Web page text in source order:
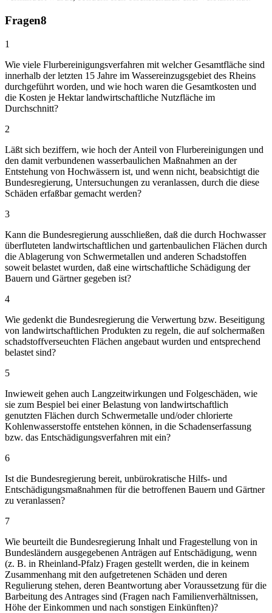
Fragen8
1
Wie viele Flurbereinigungsverfahren mit welcher Gesamtfläche sind
innerhalb der letzten 15 Jahre im Wassereinzugsgebiet des Rheins
durchgeführt worden, und wie hoch waren die Gesamtkosten und
die Kosten je Hektar landwirtschaftliche Nutzfläche im
Durchschnitt?
2
Läßt sich beziffern, wie hoch der Anteil von Flurbereinigungen und
den damit verbundenen wasserbaulichen Maßnahmen an der
Entstehung von Hochwässern ist, und wenn nicht, beabsichtigt die
Bundesregierung, Untersuchungen zu veranlassen, durch die diese
Schäden erfaßbar gemacht werden?
3
Kann die Bundesregierung ausschließen, daß die durch Hochwasser
überfluteten landwirtschaftlichen und gartenbaulichen Flächen durch
die Ablagerung von Schwermetallen und anderen Schadstoffen
soweit belastet wurden, daß eine wirtschaftliche Schädigung der
Bauern und Gärtner gegeben ist?
4
Wie gedenkt die Bundesregierung die Verwertung bzw. Beseitigung
von landwirtschaftlichen Produkten zu regeln, die auf solchermaßen
schadstoffverseuchten Flächen angebaut wurden und entsprechend
belastet sind?
5
Inwieweit gehen auch Langzeitwirkungen und Folgeschäden, wie
sie zum Bespiel bei einer Belastung von landwirtschaftlich
genutzten Flächen durch Schwermetalle und/oder chlorierte
Kohlenwasserstoffe entstehen können, in die Schadenserfassung
bzw. das Entschädigungsverfahren mit ein?
6
Ist die Bundesregierung bereit, unbürokratische Hilfs- und
Entschädigungsmaßnahmen für die betroffenen Bauern und Gärtner
zu veranlassen?
7
Wie beurteilt die Bundesregierung Inhalt und Fragestellung von in
Bundesländern ausgegebenen Anträgen auf Entschädigung, wenn
(z. B. in Rheinland-Pfalz) Fragen gestellt werden, die in keinem
Zusammenhang mit den aufgetretenen Schäden und deren
Regulierung stehen, deren Beantwortung aber Voraussetzung für die
Barbeitung des Antrages sind (Fragen nach Familienverhältnissen,
Höhe der Einkommen und nach sonstigen Einkünften)?